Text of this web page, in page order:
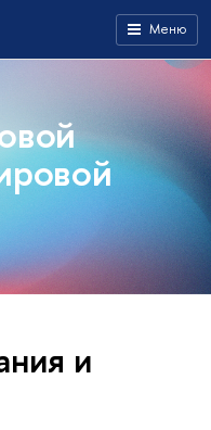
Меню
и